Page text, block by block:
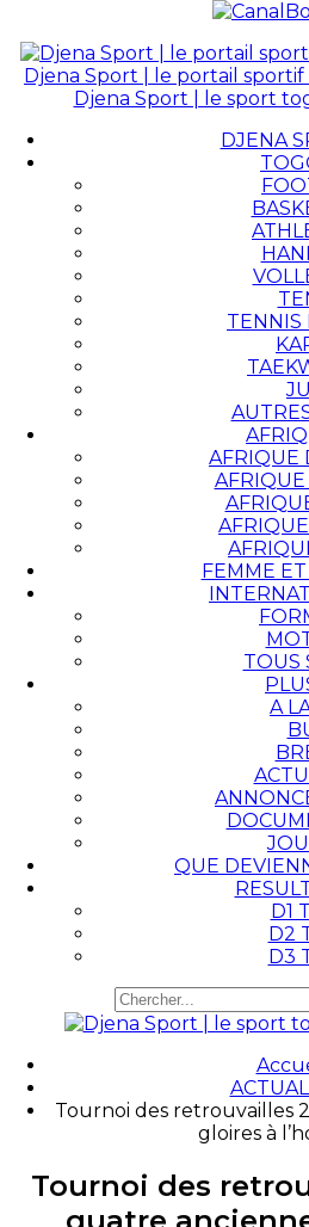
Djena Sport | le portail
Djena Sport | le sport
DJENA
TENNIS
AFRIQUE
AFRIQUE
FEMME
TOUS
A
QUE
D1
D2
D3
Tournoi des retrouvailles
gloires à
Tournoi des